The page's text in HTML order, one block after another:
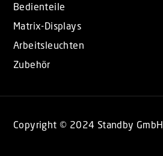
Bedienteile
Matrix-Displays
Arbeitsleuchten
Zubehör
Copyright © 2024 Standby GmbH